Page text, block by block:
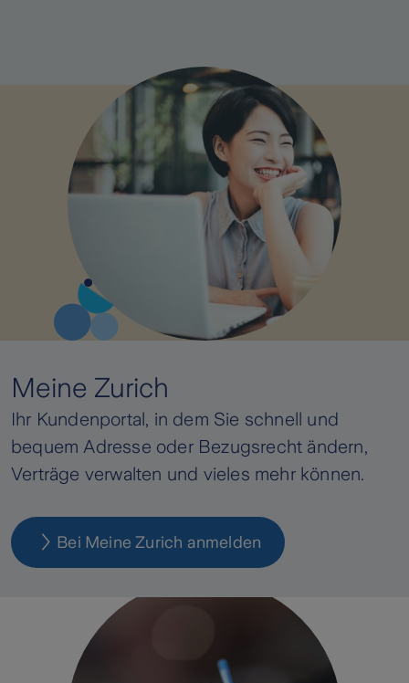
Meine Zurich
Ihr Kundenportal, in dem Sie schnell und
bequem Adresse oder Bezugsrecht ändern,
Verträge verwalten und vieles mehr können.
Bei Meine Zurich anmelden